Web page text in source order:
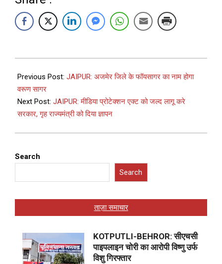
Previous Post: JAIPUR: अजमेर जिले के फॉयसागर का नाम होगा
वरूण सागर
Next Post: JAIPUR: मीडिया प्रोटेक्शन एक्ट को जल्द लागू करे
सरकार, गृह राज्यमंत्री को दिया ज्ञापन
Search
Search
ताज़ा समाचार
KOTPUTLI-BEHROR: सीएचसी
पाइपलाइन चोरी का आरोपी विष्णु उर्फ
विशु गिरफ्तार